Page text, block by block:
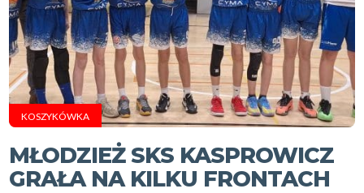
KOSZYKÓWKA
MŁODZIEŻ SKS KASPROWICZ
GRAŁA NA KILKU FRONTACH